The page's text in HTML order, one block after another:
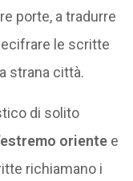
porte, a tradurre
le scritte
strana città.
di solito
orientee
richiamano i